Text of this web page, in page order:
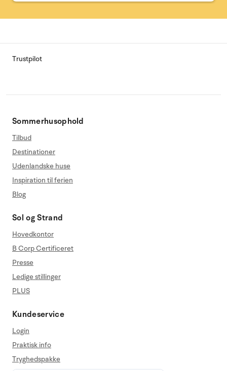
Trustpilot
Sommerhusophold
Tilbud
Destinationer
Udenlandske huse
Inspiration til ferien
Blog
Sol og Strand
Hovedkontor
B Corp Certificeret
Presse
Ledige stillinger
PLUS
Kundeservice
Login
Praktisk info
Tryghedspakke